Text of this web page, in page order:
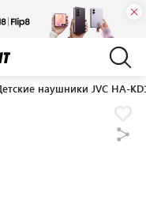
наушники JVC HA-